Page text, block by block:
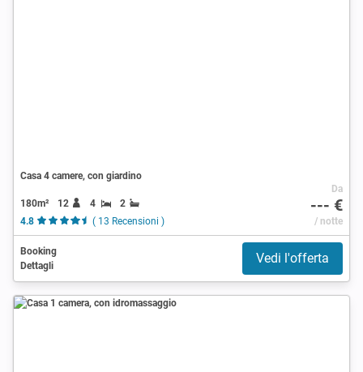
Casa 4 camere, con giardino
180m² 12 4
2
4.8
( 13 Recensioni )
Da
--- €
/ notte
Booking
Dettagli
Vedi l'offerta